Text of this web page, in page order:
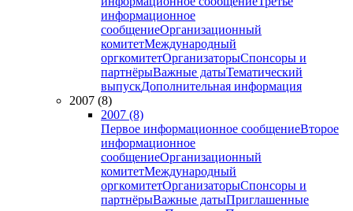
информационное
сообщениеОрганизационный
комитетМеждународный
оргкомитетОрганизаторыСпонсоры и
партнёрыВажные датыТематический
выпускДополнительная информация
2007 (8)
2007 (8)
Первое информационное сообщениеВторое
информационное
сообщениеОрганизационный
комитетМеждународный
оргкомитетОрганизаторыСпонсоры и
партнёрыВажные датыПриглашенные